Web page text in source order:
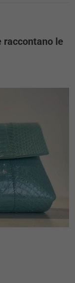
raccontano le